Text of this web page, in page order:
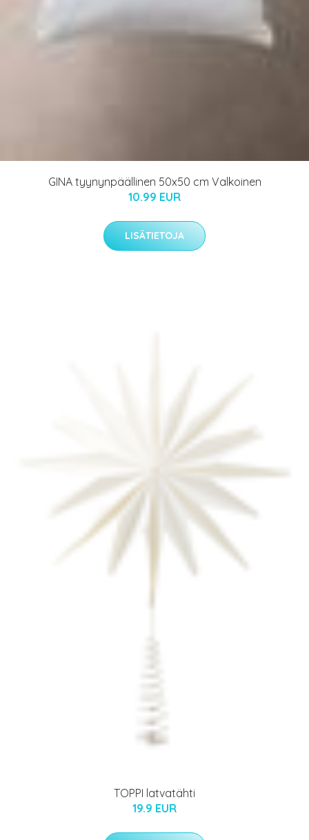
GINA tyynynpäällinen 50x50 cm Valkoinen
10.99 EUR
LISÄTIETOJA
TOPPI latvatähti
19.9 EUR